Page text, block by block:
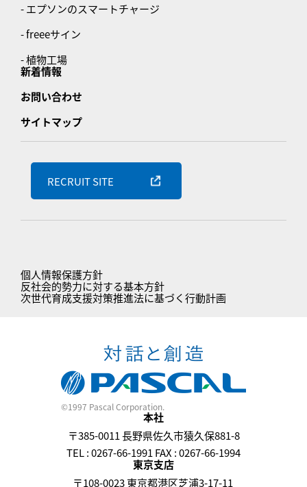
- エプソンのスマートチャージ
- freeeサイン
- 植物工場
新着情報
お問い合わせ
サイトマップ
RECRUIT SITE
個人情報保護方針
反社会的勢力に対する基本方針
次世代育成支援対策推進法に基づく行動計画
©1997 Pascal Corporation.
本社
〒385-0011 長野県佐久市猿久保881-8
TEL : 0267-66-1991 FAX : 0267-66-1994
東京支店
〒108-0023 東京都港区芝浦3-17-11